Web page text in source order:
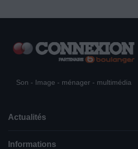
Son - Image - ménager - multimédia
Actualités
Informations